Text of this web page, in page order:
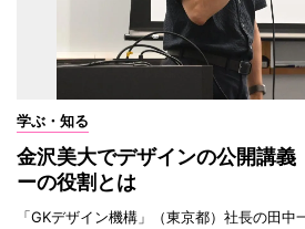
学ぶ・知る
金沢美大でデザインの公開講
ーの役割とは
「GKデザイン機構」（東京都）社長の田